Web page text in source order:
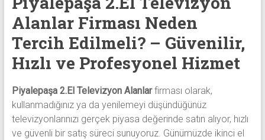
alanlar
adresten
alım
yapıyor
Alanlar Firması Neden
Tercih Edilmeli? – Güvenilir,
Hızlı ve Profesyonel Hizmet
Piyalepaşa 2.El Televizyon Alanlarfirması olarak,
kullanmadığınız ya da yenilemeyi düşündüğünüz
televizyonlarınızı gerçek piyasa değerinde satın alıyor, hızlı
ve güvenli bir satış süreci sunuyoruz. Günümüzde ikinci el